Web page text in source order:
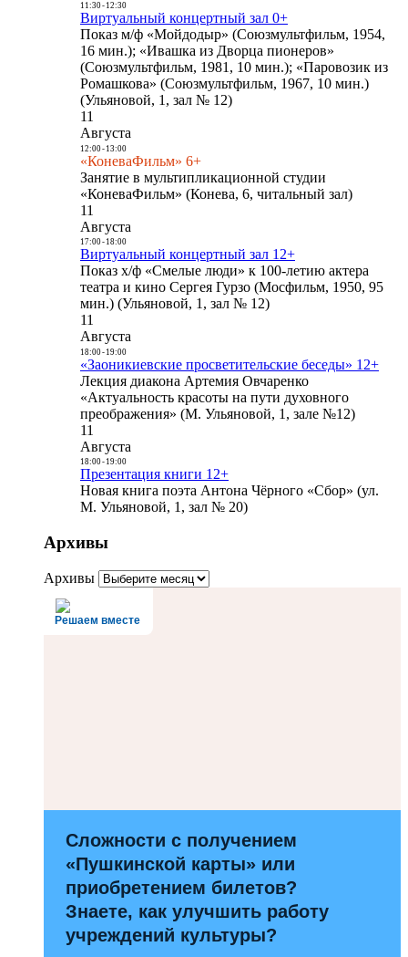
11:30- 12:30
Виртуальный концертный зал 0+
Показ м/ф «Мойдодыр» (Союзмультфильм, 1954,
16 мин.); «Ивашка из Дворца пионеров»
(Союзмультфильм, 1981, 10 мин.); «Паровозик из
Ромашкова» (Союзмультфильм, 1967, 10 мин.)
(Ульяновой, 1, зал № 12)
11
Августа
12:00- 13:00
«КоневаФильм» 6+
Занятие в мультипликационной студии
«КоневаФильм» (Конева, 6, читальный зал)
11
Августа
17:00- 18:00
Виртуальный концертный зал 12+
Показ х/ф «Смелые люди» к 100-летию актера
театра и кино Сергея Гурзо (Мосфильм, 1950, 95
мин.) (Ульяновой, 1, зал № 12)
11
Августа
18:00- 19:00
«Заоникиевские просветительские беседы» 12+
Лекция диакона Артемия Овчаренко
«Актуальность красоты на пути духовного
преображения» (М. Ульяновой, 1, зале №12)
11
Августа
18:00- 19:00
Презентация книги 12+
Новая книга поэта Антона Чёрного «Сбор» (ул.
М. Ульяновой, 1, зал № 20)
Архивы
Архивы
Решаем вместе
Сложности с получением
«Пушкинской карты» или
приобретением билетов?
Знаете, как улучшить работу
учреждений культуры?